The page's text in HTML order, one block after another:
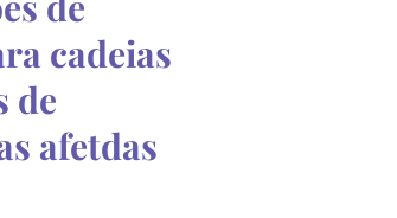
cadeias
de
afetdas